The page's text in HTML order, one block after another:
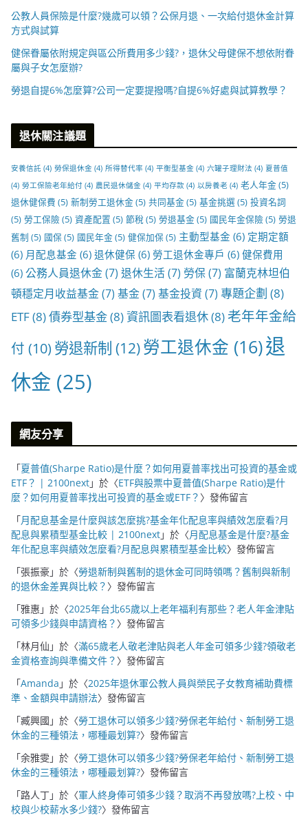
公教人員保險是什麼?幾歲可以領？公保月退、一次給付退休金計算
方式與試算
健保眷屬依附規定與區公所費用多少錢?，退休父母健保不想依附眷
屬與子女怎麼辦?
勞退自提6%怎麼算?公司一定要提撥嗎?自提6%好處與試算教學？
退休關注議題
安養信託 (4) 勞保退休金 (4) 所得替代率 (4) 平衡型基金 (4) 六罐子理財法 (4) 夏普值
(4) 勞工保險老年給付 (4) 農民退休儲金 (4) 平均存款 (4) 以房養老 (4) 老人年金(5)
退休健保費 (5) 新制勞工退休金(5) 共同基金(5) 基金挑選 (5) 投資名詞
(5) 勞工保險 (5) 資產配置 (5) 節稅 (5) 勞退基金(5) 國民年金保險 (5) 勞退
舊制 (5) 國保(5) 國民年金(5) 健保加保(5) 主動型基金 (6) 定期定額
(6) 月配息基金 (6) 退休健保 (6) 勞工退休金專戶 (6) 健保費用
(6) 公務人員退休金(7) 退休生活(7) 勞保(7) 富蘭克林坦伯
頓穩定月收益基金(7) 基金(7) 基金投資 (7) 專題企劃 (8)
ETF(8)債券型基金(8)資訊圖表看退休(8)老年年金給
付 (10) 勞退新制 (12)勞工退休金 (16)退
休金 (25)
網友分享
「夏普值(Sharpe Ratio)是什麼？如何用夏普率找出可投資的基金或
ETF？ | 2100next」於〈ETF與股票中夏普值(Sharpe Ratio)是什
麼？如何用夏普率找出可投資的基金或ETF？ 〉發佈留言
「月配息基金是什麼與該怎麼挑?基金年化配息率與績效怎麼看?月
配息與累積型基金比較 | 2100next」於〈月配息基金是什麼?基金
年化配息率與績效怎麼看?月配息與累積型基金比較〉發佈留言
「張振豪」於〈勞退新制與舊制的退休金可同時領嗎？舊制與新制
的退休金差異與比較？ 〉發佈留言
「雅惠 」於〈2025年台北65歲以上老年福利有那些？老人年金津貼
可領多少錢與申請資格？ 〉發佈留言
「林月仙 」於〈滿65歲老人敬老津貼與老人年金可領多少錢?領敬老
金資格查詢與準備文件？ 〉發佈留言
「Amanda 」於〈2025年退休軍公教人員與榮民子女教育補助費標
準、金額與申請辦法〉發佈留言
「臧興國 」於〈勞工退休可以領多少錢?勞保老年給付、新制勞工退
休金的三種領法，哪種最划算?〉發佈留言
「余雅雯」於〈勞工退休可以領多少錢?勞保老年給付、新制勞工退
休金的三種領法，哪種最划算?〉發佈留言
「路人丁」於〈軍人終身俸可領多少錢？取消不再發放嗎?上校、中
校與少校薪水多少錢?〉發佈留言